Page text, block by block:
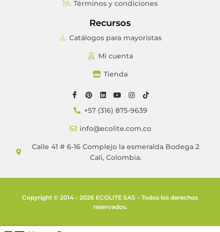
Términos y condiciones
Recursos
Catálogos para mayoristas
Mi cuenta
Tienda
+57 (316) 875-9639
info@ecolite.com.co
Calle 41 # 6-16 Complejo la esmeralda Bodega 2
Cali, Colombia.
Copyright © 2014 – 2026 ECOLITE SAS – Todos los derechos
reservados.